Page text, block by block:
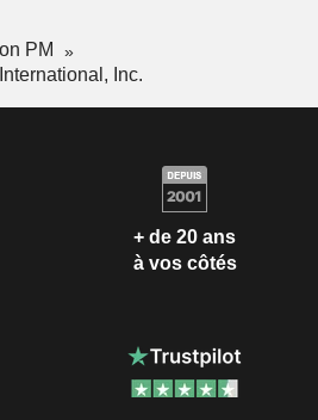
PM
Inc.
+ de 20 ans
à vos côtés